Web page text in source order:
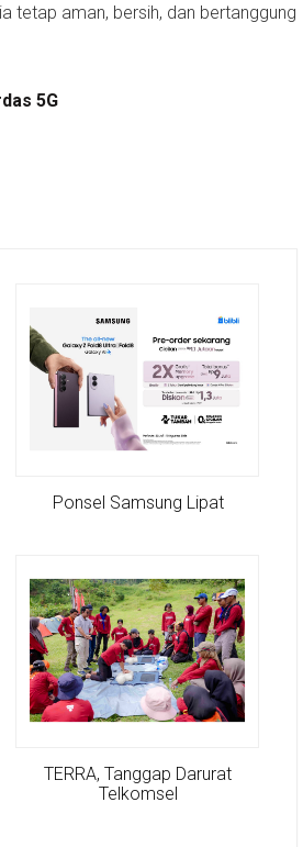
tetap aman, bersih, dan bertanggung
5G
Ponsel Samsung Lipat
TERRA, Tanggap Darurat
Telkomsel